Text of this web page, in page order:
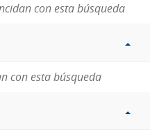
con esta búsqueda
con esta búsqueda